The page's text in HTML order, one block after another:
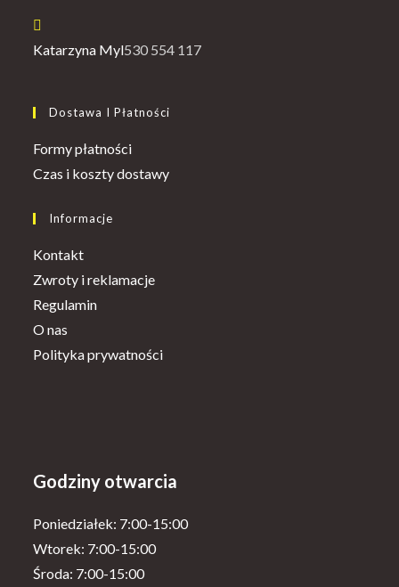
application
Katarzyna Myl530 554 117Opens
Dostawa I Płatności
Formy płatnościOpens
in
Czas i koszty dostawyOpens
Informacje
Kontakt
Zwroty i reklamacje
Regulamin
O nas
Polityka prywatności
Godziny otwarcia
Poniedziałek: 7:00-15:00
Wtorek: 7:00-15:00
Środa: 7:00-15:00